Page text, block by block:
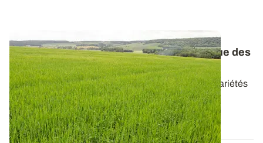
Orges d’hiver et de printemps : le catalogue des
variétés réactualisé
Retrouvez les caractéristiques de l’ensemble des variétés
d’orges disponibles en 2026...
20 AVR. 2026